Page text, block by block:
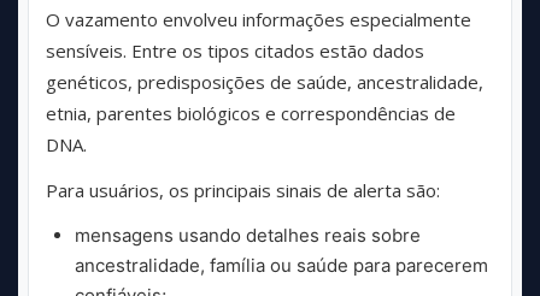
O vazamento envolveu informações especialmente
sensíveis. Entre os tipos citados estão dados
genéticos, predisposições de saúde, ancestralidade,
etnia, parentes biológicos e correspondências de
DNA.
Para usuários, os principais sinais de alerta são:
mensagens usando detalhes reais sobre
ancestralidade, família ou saúde para parecerem